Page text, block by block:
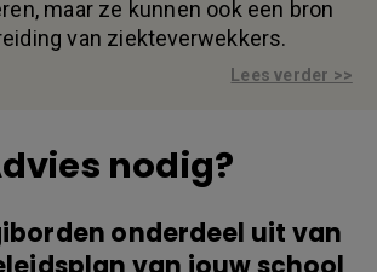
maar ze kunnen ook een bron
van ziekteverwekkers.
Lees verder >>
nodig?
onderdeel uit van